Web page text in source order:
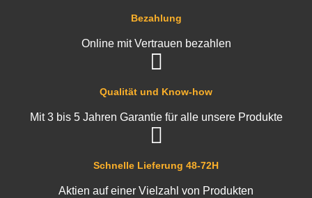
Schnelle Lieferung 48-72H
Aktien auf einer Vielzahl von Produkten
Qualität und Know-how
Mit 3 bis 5 Jahren Garantie für alle unsere Produkte
Bezahlung
Online mit Vertrauen bezahlen